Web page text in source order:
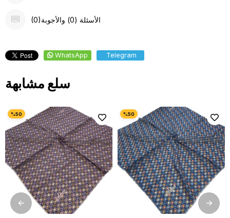
(0)الأسئلة (0) والأجوبة
WhatsApp Telegram
سلع مشابهة